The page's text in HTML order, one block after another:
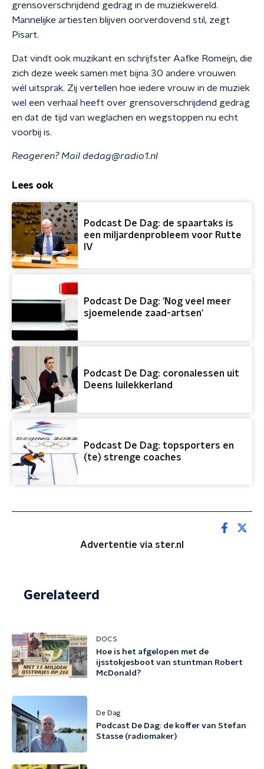
grensoverschrijdend gedrag in de muziekwereld.
Mannelijke artiesten blijven oorverdovend stil, zegt
Pisart.
Dat vindt ook muzikant en schrijfster Aafke Romeijn, die
zich deze week samen met bijna 30 andere vrouwen
wél uitsprak. Zij vertellen hoe iedere vrouw in de muziek
wel een verhaal heeft over grensoverschrijdend gedrag
en dat de tijd van weglachen en wegstoppen nu echt
voorbij is.
Reageren? Mail dedag@radio1.nl
Lees ook
Podcast De Dag: de spaartaks is
een miljardenprobleem voor Rutte
IV
Podcast De Dag: 'Nog veel meer
sjoemelende zaad-artsen'
Podcast De Dag: coronalessen uit
Deens luilekkerland
Podcast De Dag: topsporters en
(te) strenge coaches
Advertentie via ster.nl
Gerelateerd
DOCS
Hoe is het afgelopen met de
ijsstokjesboot van stuntman Robert
McDonald?
De Dag
Podcast De Dag: de koffer van Stefan
Stasse (radiomaker)